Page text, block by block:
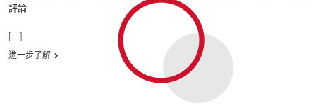
評論
[...]
進一步了解